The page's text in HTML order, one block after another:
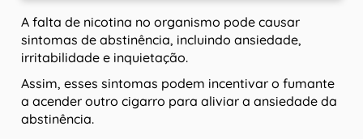
A falta de nicotina no organismo pode causar
sintomas de abstinência, incluindo ansiedade,
irritabilidade e inquietação.
Assim, esses sintomas podem incentivar o fumante
a acender outro cigarro para aliviar a ansiedade da
abstinência.